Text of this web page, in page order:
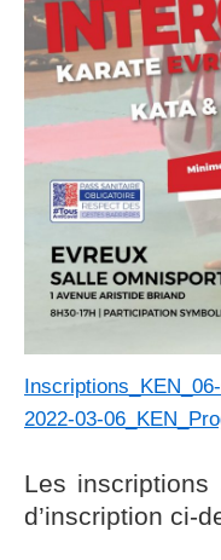
2022-03-
Les
d’inscription ci-